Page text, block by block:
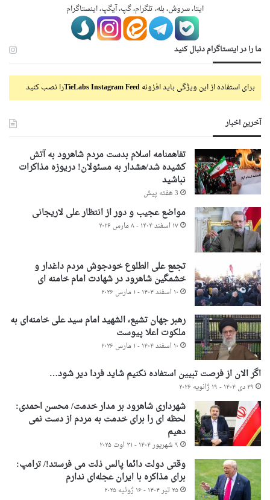
ایتا، سروش، بله، تلگرام، گپ، آیگپ، اینستاگرام
ما را در اینستاگرام دنبال کنید
برای استفاده از این ویژگی باید افزونهTieLabs Instagram Feedرا نصب کنید
آخرین اخبار
تفاهمنامه اسلام بدست مردم شاهرود به آتش
کشیده شد/هشدار به مسئولان! دریوزه مذاکرات
نباشید
3 هفته پیش
مواضع عجیب و دور از انتظار علی لاریجانی
۱۷ اسفند ۱۴۰۴ - ۸ مارس ۲۰۲۶
تجمع علی الطلوع خودجوش مردم داغدار و
خشمگین شاهرود در شهادت امام خامنه ای
۱۰ اسفند ۱۴۰۴ - ۱ مارس ۲۰۲۶
رهبر جهان تشیع، الشهید امام سید علی خامنه‌ای به
ملکوت اعلا پیوست
۱۰ اسفند ۱۴۰۴ - ۱ مارس ۲۰۲۶
اگر الان از فرصت تبیین استفاده نکنیم شاید فردا دیر شود…
۲۹ دی ۱۴۰۴ - ۱۹ ژانویه ۲۰۲۶
شهرداری شاهرود بر مدار خدمت/ محسن احمدی:
لحظه ای را برای خدمت به مردم از دست نمی
دهیم
۹ شهریور ۱۴۰۴ - ۳۱ اوت ۲۰۲۵
وقتی دولت دائما پالس ذلت می فرستد!/ ترامپ:
برای مذاکره با ایران عجله‌ای ندارم
۲۵ تیر ۱۴۰۴ - ۱۶ ژوئیه ۲۰۲۵